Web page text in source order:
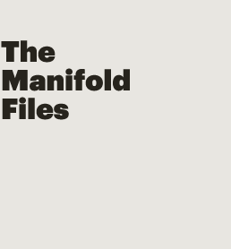
The Manifold Files